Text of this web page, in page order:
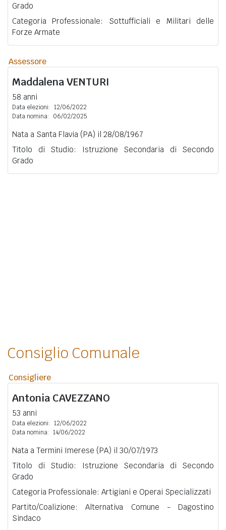
Grado
Categoria Professionale: Sottufficiali e Militari delle
Forze Armate
Assessore
MaddalenaVENTURI
58 anni
Data elezioni: 12/06/2022
Data nomina:
06/02/2025
Nata a Santa Flavia (PA) il 28/08/1967
Titolo di Studio: Istruzione Secondaria di Secondo
Grado
Consiglio Comunale
Consigliere
Antonia CAVEZZANO
53 anni
Data elezioni: 12/06/2022
Data nomina: 14/06/2022
Nata a Termini Imerese (PA) il 30/07/1973
Titolo di Studio: Istruzione Secondaria di Secondo
Grado
Categoria Professionale: Artigiani e Operai Specializzati
Partito/Coalizione: Alternativa Comune - Dagostino
Sindaco